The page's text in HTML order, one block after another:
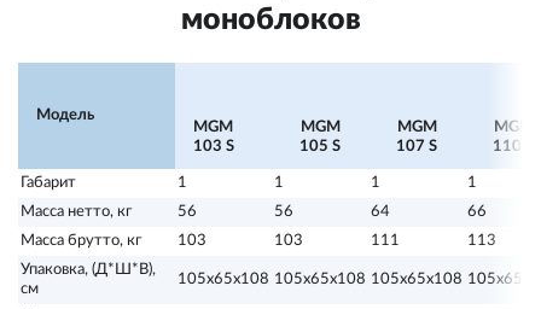
моноблоков
Модель
MGM
103 S
MGM
105 S
MGM
107 S
MGM
110 S
Габарит 1 1 1
1
Масса нетто, кг
56 56 64
66
Масса брутто, кг
103 103 111
113
Упаковка, (Д*Ш*В),
см
105х65х108 105х65х108 105х65х108